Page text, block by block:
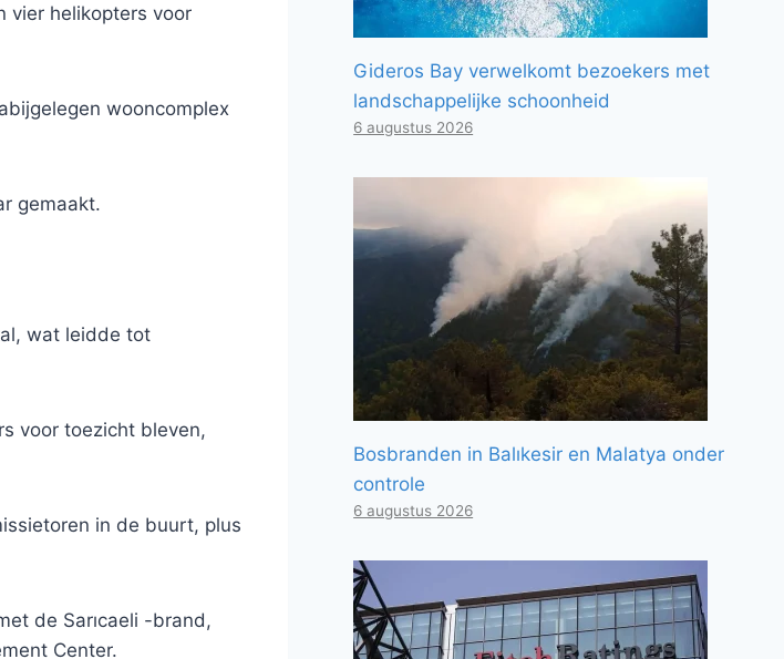
vier helikopters voor
wooncomplex
gemaakt.
wat leidde tot
voor toezicht bleven,
in de buurt, plus
de Sarıcaeli -brand,
Center.
Gideros Bay verwelkomt bezoekers met
landschappelijke schoonheid
6 augustus 2026
Bosbranden in Balıkesir en Malatya onder
controle
6 augustus 2026